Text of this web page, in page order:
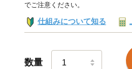
でご注意ください。
仕組みについて知る
数量